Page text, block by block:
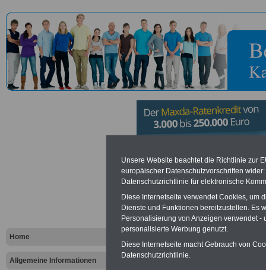
Home
Allgemeine Informationen
Rosa-
-
und
V. in Berlin
Unsere Website beachtet die Richtlinie zur
europäischer Datenschutzvorschriften
Datenschutzrichtlinie für elektronische
Diese Internetseite verwendet Cookies, um
Dienste und Funktionen bereitzustellen. Es
Personalisierung von Anzeigen verwendet
personalisierte Werbung genutzt.
Diese Internetseite macht Gebrauch von
Datenschutzrichtlinie.